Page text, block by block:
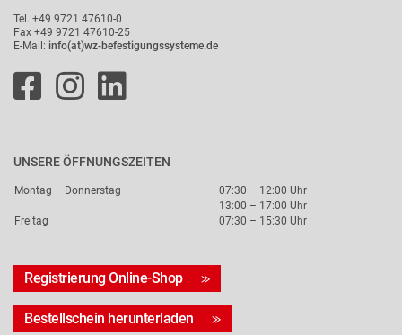
Tel. +49 9721 47610-0
Fax +49 9721 47610-25
E-Mail: info(at)wz-befestigungssysteme.de
UNSERE ÖFFNUNGSZEITEN
Montag – Donnerstag
07:30 – 12:00 Uhr
13:00 – 17:00 Uhr
Freitag
07:30 – 15:30 Uhr
Registrierung Online-Shop
Bestellschein herunterladen